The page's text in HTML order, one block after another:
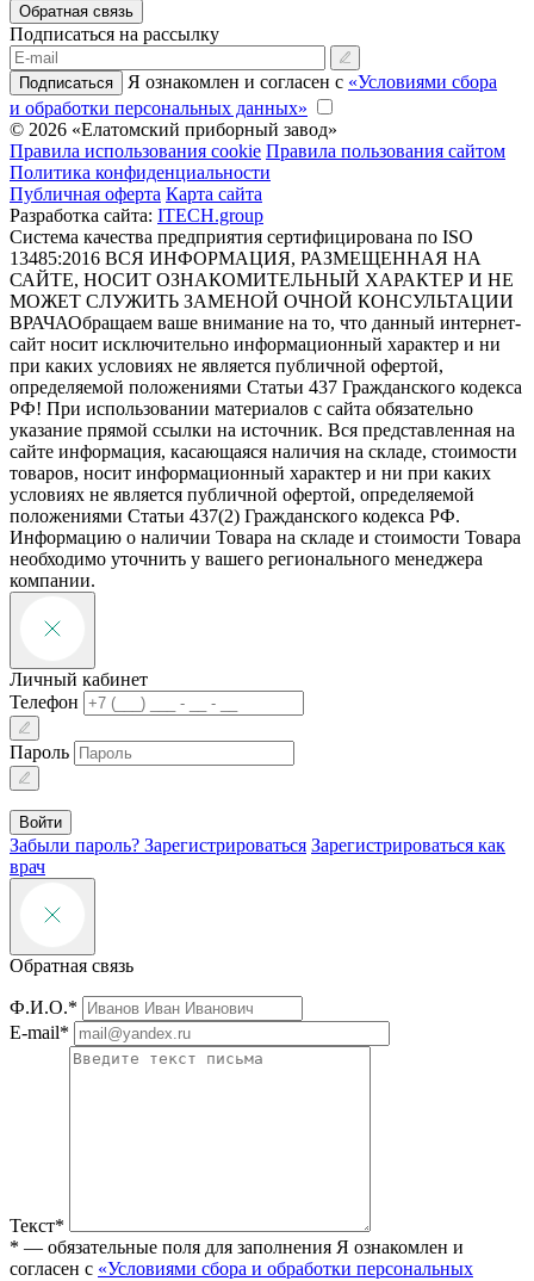
Обратная связь
Подписаться на рассылку
Подписаться Я ознакомлен и согласен с «Условиями сбора
и обработки персональных данных»
© 2026 «Елатомский приборный завод»
Правила использования cookie Правила пользования сайтом
Политика конфиденциальности
Публичная оферта Карта сайта
Разработка сайта: ITECH.group
Система качества предприятия сертифицирована по ISO
13485:2016 ВСЯ ИНФОРМАЦИЯ, РАЗМЕЩЕННАЯ НА
САЙТЕ, НОСИТ ОЗНАКОМИТЕЛЬНЫЙ ХАРАКТЕР И НЕ
МОЖЕТ СЛУЖИТЬ ЗАМЕНОЙ ОЧНОЙ КОНСУЛЬТАЦИИ
ВРАЧАОбращаем ваше внимание на то, что данный интернет-
сайт носит исключительно информационный характер и ни
при каких условиях не является публичной офертой,
определяемой положениями Статьи 437 Гражданского кодекса
РФ! При использовании материалов с сайта обязательно
указание прямой ссылки на источник. Вся представленная на
сайте информация, касающаяся наличия на складе, стоимости
товаров, носит информационный характер и ни при каких
условиях не является публичной офертой, определяемой
положениями Статьи 437(2) Гражданского кодекса РФ.
Информацию о наличии Товара на складе и стоимости Товара
необходимо уточнить у вашего регионального менеджера
компании.
Личный кабинет
Телефон
Пароль
Войти
Забыли пароль? Зарегистрироваться Зарегистрироваться как
врач
Обратная связь
Ф.И.О.*
E-mail*
Текст*
* — обязательные поля для заполнения Я ознакомлен и
согласен с «Условиями сбора и обработки персональных